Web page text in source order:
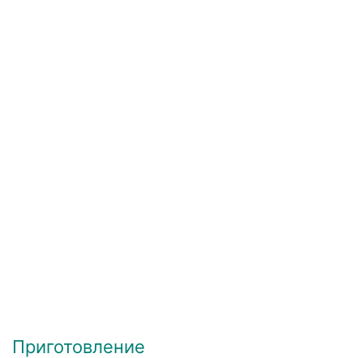
Приготовление